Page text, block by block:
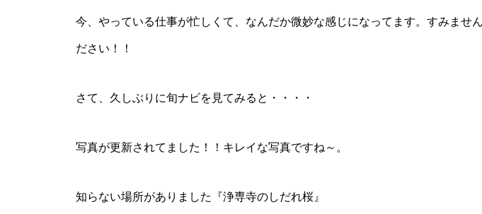
今、やっている仕事が忙しくて、なんだか微妙な感じになってます。すみませ
ださい！！
さて、久しぶりに旬ナビを見てみると・・・・
写真が更新されてました！！キレイな写真ですね～。
知らない場所がありました『浄専寺のしだれ桜 』